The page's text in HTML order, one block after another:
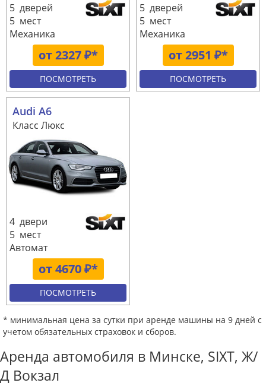
от 2327 ₽*
5 дверей
5 мест
Механика
ПОСМОТРЕТЬ
от 2951 ₽*
5 дверей
5 мест
Механика
ПОСМОТРЕТЬ
Audi A6
Класс Люкс
от 4670 ₽*
4 двери
5 мест
Автомат
ПОСМОТРЕТЬ
* минимальная цена за сутки при аренде машины на 9 дней с
учетом обязательных страховок и сборов.
Аренда автомобиля в Минске, SIXT, Ж/
Д Вокзал